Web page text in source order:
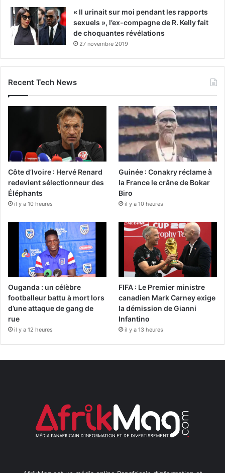
« Il urinait sur moi pendant les rapports
sexuels », l’ex-compagne de R. Kelly fait
de choquantes révélations
27 novembre 2019
Recent Tech News
Côte d’Ivoire : Hervé Renard
redevient sélectionneur des
Éléphants
il y a 10 heures
Guinée : Conakry réclame à
la France le crâne de Bokar
Biro
il y a 10 heures
Ouganda : un célèbre
footballeur battu à mort lors
d’une attaque de gang de
rue
il y a 12 heures
FIFA : Le Premier ministre
canadien Mark Carney exige
la démission de Gianni
Infantino
il y a 13 heures